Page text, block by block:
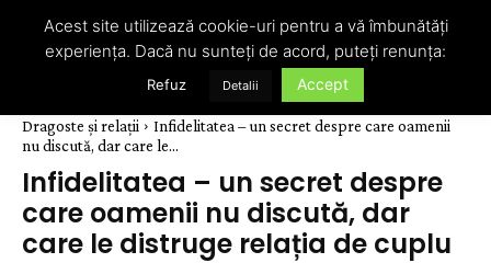
Dragoste și relații
Infidelitatea – un secret despre care oamenii
nu discută, dar care le...
Infidelitatea – un secret despre
care oamenii nu discută, dar
care le distruge relația de cuplu
Acest site utilizează cookie-uri pentru a vă îmbunătăți
experiența. Dacă nu sunteți de acord, puteți renunța:
Refuz Detalii Accept